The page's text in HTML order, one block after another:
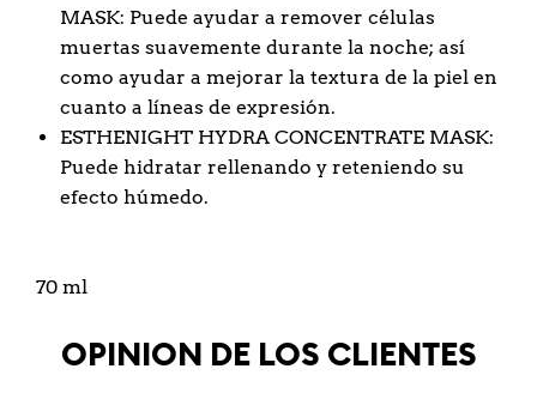
MASK: Puede ayudar a remover células
muertas suavemente durante la noche; así
como ayudar a mejorar la textura de la piel en
cuanto a líneas de expresión.
ESTHENIGHT HYDRA CONCENTRATE MASK:
Puede hidratar rellenando y reteniendo su
efecto húmedo.
70 ml
OPINIÓN DE LOS CLIENTES